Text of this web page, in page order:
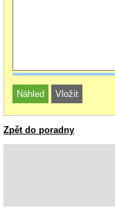
Zpět do poradny